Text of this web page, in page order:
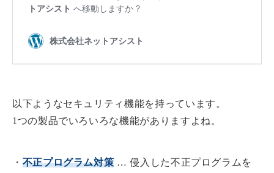
以下ようなセキュリティ機能を持っています。
1つの製品でいろいろな機能がありますよね。
・ 不正プログラム対策 … 侵入した不正プログラムを